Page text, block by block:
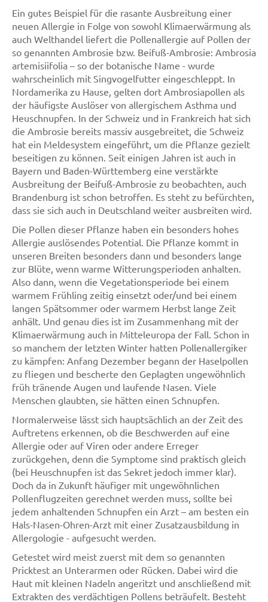
Ein gutes Beispiel für die rasante Ausbreitung einer
neuen Allergie in Folge von sowohl Klimaerwärmung als
auch Welthandel liefert die Pollenallergie auf Pollen der
so genannten Ambrosie bzw. Beifuß-Ambrosie: Ambrosia
artemisiifolia – so der botanische Name - wurde
wahrscheinlich mit Singvogelfutter eingeschleppt. In
Nordamerika zu Hause, gelten dort Ambrosiapollen als
der häufigste Auslöser von allergischem Asthma und
Heuschnupfen. In der Schweiz und in Frankreich hat sich
die Ambrosie bereits massiv ausgebreitet, die Schweiz
hat ein Meldesystem eingeführt, um die Pflanze gezielt
beseitigen zu können. Seit einigen Jahren ist auch in
Bayern und Baden-Württemberg eine verstärkte
Ausbreitung der Beifuß-Ambrosie zu beobachten, auch
Brandenburg ist schon betroffen. Es steht zu befürchten,
dass sie sich auch in Deutschland weiter ausbreiten wird.
Die Pollen dieser Pflanze haben ein besonders hohes
Allergie auslösendes Potential. Die Pflanze kommt in
unseren Breiten besonders dann und besonders lange
zur Blüte, wenn warme Witterungsperioden anhalten.
Also dann, wenn die Vegetationsperiode bei einem
warmem Frühling zeitig einsetzt oder/und bei einem
langen Spätsommer oder warmem Herbst lange Zeit
anhält. Und genau dies ist im Zusammenhang mit der
Klimaerwärmung auch in Mitteleuropa der Fall. Schon in
so manchem der letzten Winter hatten Pollenallergiker
zu kämpfen: Anfang Dezember begann der Haselpollen
zu fliegen und bescherte den Geplagten ungewöhnlich
früh tränende Augen und laufende Nasen. Viele
Menschen glaubten, sie hätten einen Schnupfen.
Normalerweise lässt sich hauptsächlich an der Zeit des
Auftretens erkennen, ob die Beschwerden auf eine
Allergie oder auf Viren oder andere Erreger
zurückgehen, denn die Symptome sind praktisch gleich
(bei Heuschnupfen ist das Sekret jedoch immer klar).
Doch da in Zukunft häufiger mit ungewöhnlichen
Pollenflugzeiten gerechnet werden muss, sollte bei
jedem anhaltenden Schnupfen ein Arzt – am besten ein
Hals-Nasen-Ohren-Arzt mit einer Zusatzausbildung in
Allergologie - aufgesucht werden.
Getestet wird meist zuerst mit dem so genannten
Pricktest an Unterarmen oder Rücken. Dabei wird die
Haut mit kleinen Nadeln angeritzt und anschließend mit
Extrakten des verdächtigen Pollens beträufelt. Besteht